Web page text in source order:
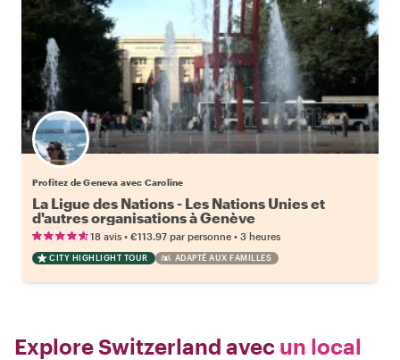
Profitez de Geneva avec Caroline
La Ligue des Nations - Les Nations Unies et
d'autres organisations à Genève
18 avis • €113.97 par personne • 3 heures
CITY HIGHLIGHT TOUR ADAPTÉ AUX FAMILLES
Explore Switzerland avec un local